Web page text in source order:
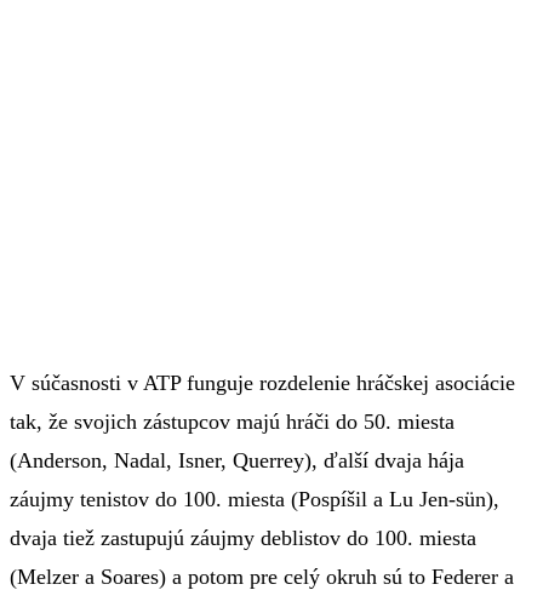
V súčasnosti v ATP funguje rozdelenie hráčskej asociácie
tak, že svojich zástupcov majú hráči do 50. miesta
(Anderson, Nadal, Isner, Querrey), ďalší dvaja hája
záujmy tenistov do 100. miesta (Pospíšil a Lu Jen-sün),
dvaja tiež zastupujú záujmy deblistov do 100. miesta
(Melzer a Soares) a potom pre celý okruh sú to Federer a